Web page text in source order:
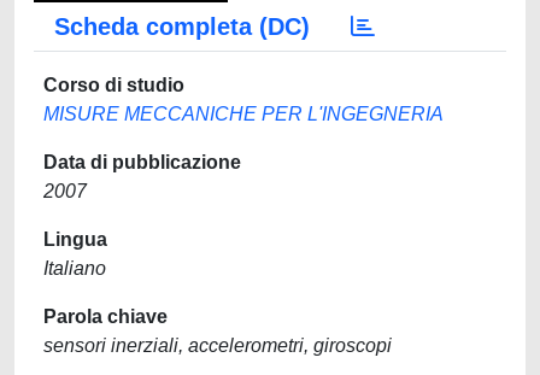
Scheda completa (DC)
Corso di studio
MISURE MECCANICHE PER L'INGEGNERIA
Data di pubblicazione
2007
Lingua
Italiano
Parola chiave
sensori inerziali, accelerometri, giroscopi